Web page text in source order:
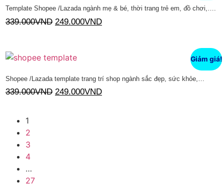
Template Shopee /Lazada ngành mẹ & bé, thời trang trẻ em, đồ chơi,….
339.000VND 249.000VND
Giảm giá!
Shopee /Lazada template trang trí shop ngành sắc đẹp, sức khỏe,…
339.000VND 249.000VND
1
2
3
4
…
27